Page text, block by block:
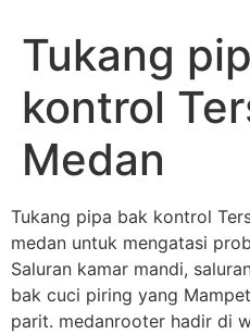
Tukang
kontrol
Medan
Tukang pipa bak kontrol
medan untuk mengatasi
Saluran kamar mandi,
bak cuci piring yang
parit. medanrooter hadir di